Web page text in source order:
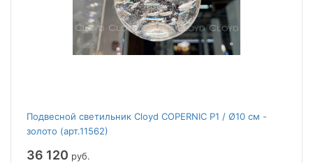
Подвесной светильник Cloyd COPERNIC P1 / Ø10 см -
золото (арт.11562)
36 120 руб.